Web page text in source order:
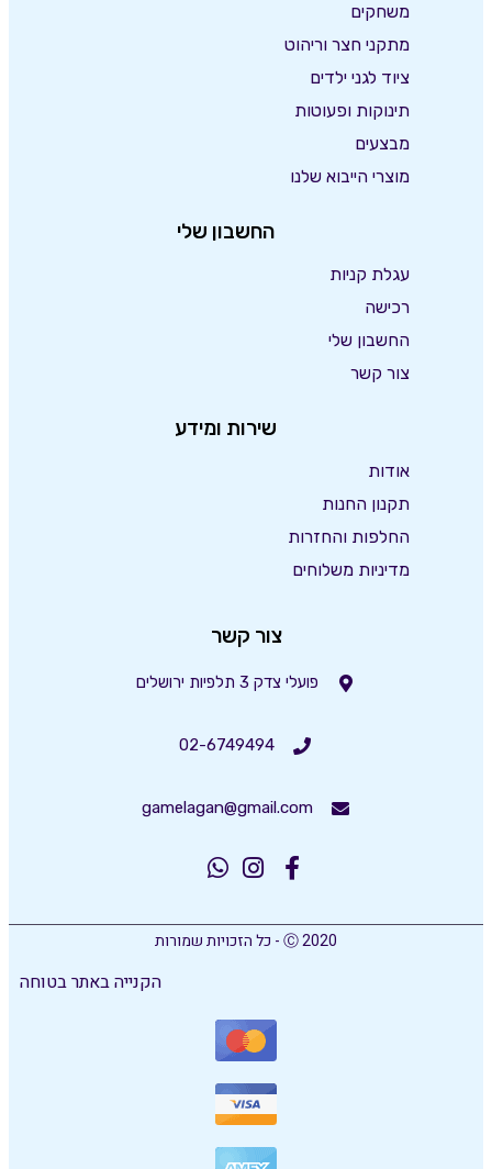
משחקים
מתקני חצר וריהוט
ציוד לגני ילדים
תינוקות ופעוטות
מבצעים
מוצרי הייבוא שלנו
החשבון שלי
עגלת קניות
רכישה
החשבון שלי
צור קשר
שירות ומידע
אודות
תקנון החנות
החלפות והחזרות
מדיניות משלוחים
צור קשר
פועלי צדק 3 תלפיות ירושלים
02-6749494
gamelagan@gmail.com
Ⓒ 2020 - כל הזכויות שמורות
הקנייה באתר בטוחה